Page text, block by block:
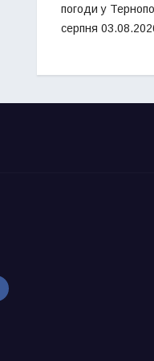
погоди у
серпня